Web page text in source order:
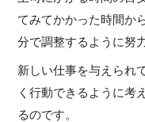
てみてかかった時間か
分で調整するように努
新しい仕事を与えられ
く行動できるように考
るのです。